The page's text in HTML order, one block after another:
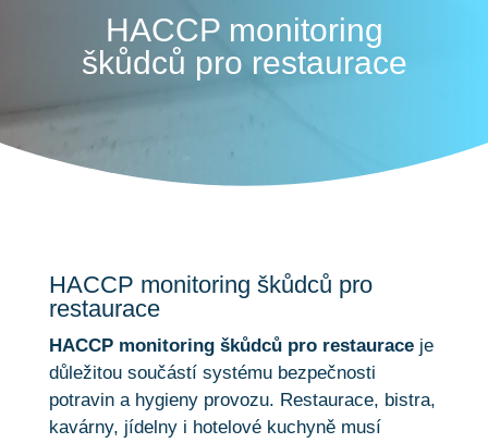
HACCP monitoring
škůdců pro restaurace
HACCP monitoring škůdců pro
restaurace
HACCP monitoring škůdců pro restauraceje
důležitou součástí systému bezpečnosti
potravin a hygieny provozu. Restaurace, bistra,
kavárny, jídelny i hotelové kuchyně musí